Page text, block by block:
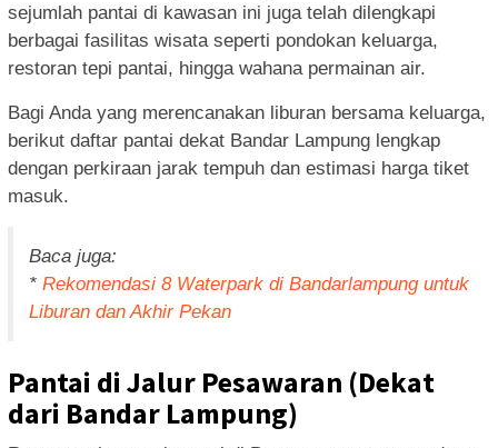
sejumlah pantai di kawasan ini juga telah dilengkapi
berbagai fasilitas wisata seperti pondokan keluarga,
restoran tepi pantai, hingga wahana permainan air.
Bagi Anda yang merencanakan liburan bersama keluarga,
berikut daftar pantai dekat Bandar Lampung lengkap
dengan perkiraan jarak tempuh dan estimasi harga tiket
masuk.
Baca juga:
* Rekomendasi 8 Waterpark di Bandarlampung untuk
Liburan dan Akhir Pekan
Pantai di Jalur Pesawaran (Dekat
dari Bandar Lampung)